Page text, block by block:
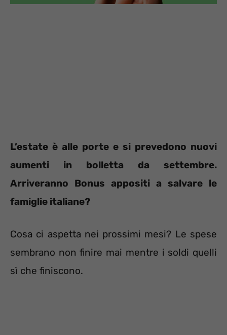
L’estate è alle porte e si prevedono nuovi
aumenti in bolletta da settembre.
Arriveranno Bonus appositi a salvare le
famiglie italiane?
Cosa ci aspetta nei prossimi mesi? Le spese
sembrano non finire mai mentre i soldi quelli
sì che finiscono.